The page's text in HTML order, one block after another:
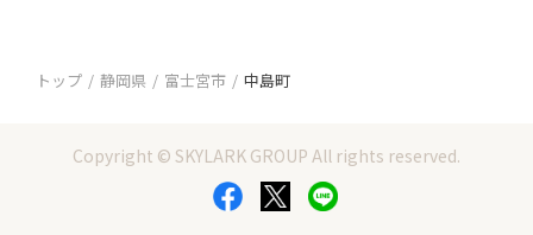
トップ 静岡県 富士宮市 中島町
Copyright © SKYLARK GROUP All rights reserved.